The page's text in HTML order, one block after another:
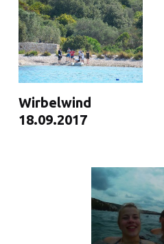
Wirbelwind
18.09.2017